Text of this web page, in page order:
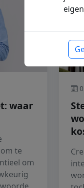
waar
te
om